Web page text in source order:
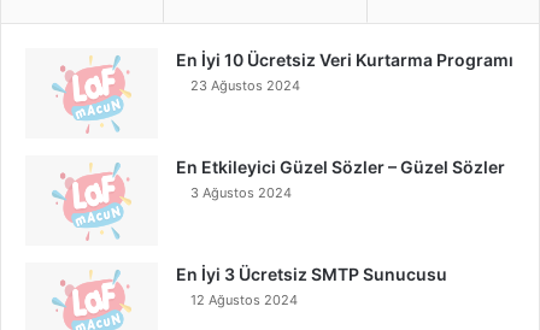
En İyi 10 Ücretsiz Veri Kurtarma Programı
23 Ağustos 2024
En Etkileyici Güzel Sözler – Güzel Sözler
3 Ağustos 2024
En İyi 3 Ücretsiz SMTP Sunucusu
12 Ağustos 2024